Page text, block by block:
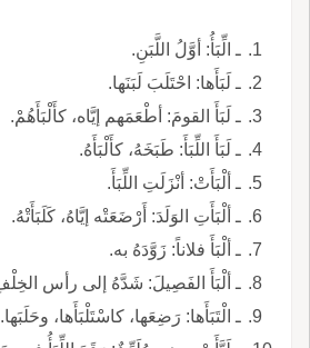
ـ الِّبَأُ: أوَّلُ اللَّبَنِ.
ـ لَبَأَها: احْتَلَبَ لَبَنَها.
ـ لَبَأَ القومَ: أطْعَمَهم إيَّاه، كأَلْبَأَهُمْ.
ـ لَبَأَ اللِّبَأَ: طَبَخَهُ، كأَلْبَأَهُ.
ـ ألْبَأَتْ: أنْزَلَتِ اللِّبَأَ.
ـ ألْبَأَتِ الوَلَدَ: أَرْضَعَتْه إيَّاهُ، كَلَبَأَتْهُ.
ـ ألْبَأَ فلاناً: زَوَّدَهُ به.
ـ ألْبَأَ الفَصِيلَ: شَدَّهُ إلى رأس الخِلْفِ لِيَرْضَعَ اللِّبَأَ.
ـ الْتَبَأَها: رَضِعَها، كاسْتَلْبَأَها، وحَلَبَها.